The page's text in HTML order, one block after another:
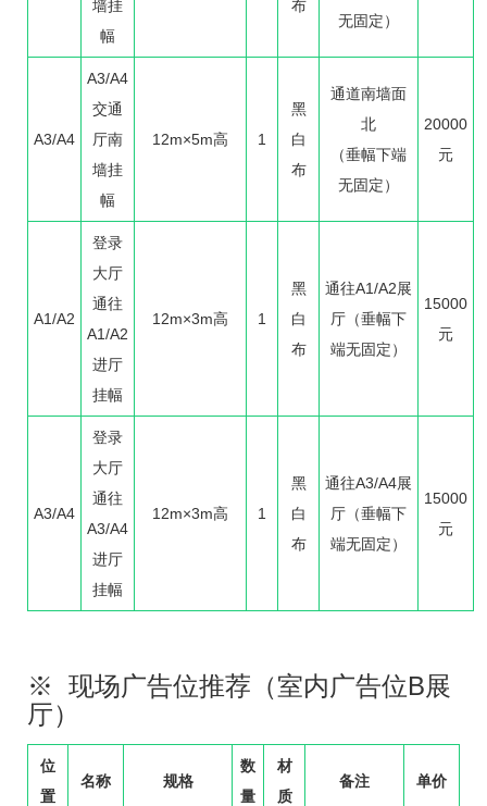
墙挂
幅
布
无固定）
A3/A4
A3/A4
交通
厅南
墙挂
幅
12m×5m高 1
黑
白
布
通道南墙面
北
（垂幅下端
无固定）
20000
元
A1/A2
登录
大厅
通往
A1/A2
进厅
挂幅
12m×3m高 1
黑
白
布
通往A1/A2展
厅（垂幅下
端无固定）
15000
元
A3/A4
登录
大厅
通往
A3/A4
进厅
挂幅
12m×3m高 1
黑
白
布
通往A3/A4展
厅（垂幅下
端无固定）
15000
元
※ 现场广告位推荐（室内广告位B展
厅）
位
置
名称 规格
数
量
材
质
备注 单价